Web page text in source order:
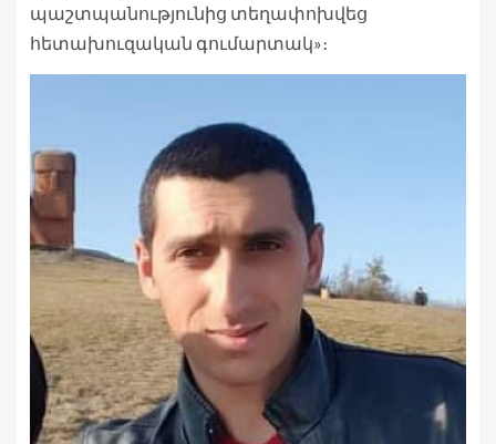
պաշտպանությունից տեղափոխվեց
հետախուզական գումարտակ»։